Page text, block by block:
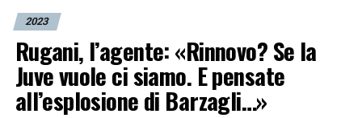
2023
Rugani, l’agente: «Rinnovo? Se la
Juve vuole ci siamo. E pensate
all’esplosione di Barzagli…»